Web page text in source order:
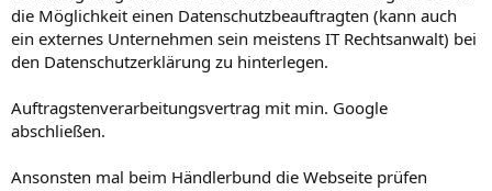
die Möglichkeit einen Datenschutzbeauftragten (kann auch
ein externes Unternehmen sein meistens IT Rechtsanwalt) bei
den Datenschutzerklärung zu hinterlegen.
Auftragstenverarbeitungsvertrag mit min. Google
abschließen.
Ansonsten mal beim Händlerbund die Webseite prüfen